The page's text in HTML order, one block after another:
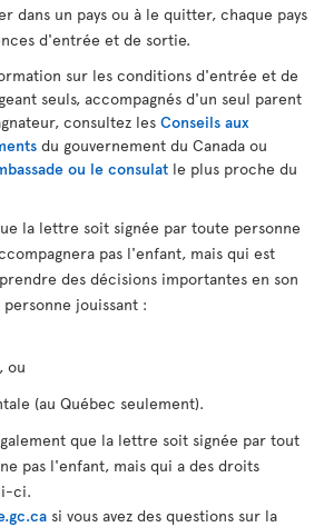
dans un pays ou à le quitter, chaque pays
d'entrée et de sortie.
sur les conditions d'entrée et de
seuls, accompagnés d'un seul parent
consultez les Conseils aux
du gouvernement du Canada ou
ou le consulat le plus proche du
la lettre soit signée par toute personne
pas l'enfant, mais qui est
des décisions importantes en son
jouissant :
ou
(au Québec seulement).
que la lettre soit signée par tout
pas l'enfant, mais qui a des droits
ci.
si vous avez des questions sur la